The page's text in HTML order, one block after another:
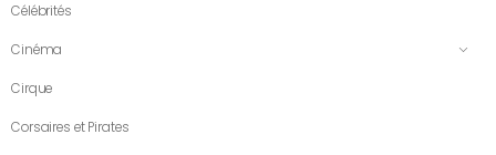
Célébrités
Cinéma
Cirque
Corsaires et Pirates